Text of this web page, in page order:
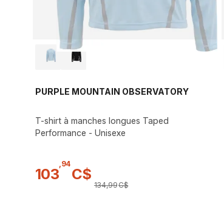
PURPLE MOUNTAIN OBSERVATORY
T-shirt à manches longues Taped
Performance - Unisexe
103
94
C$
134,99C$